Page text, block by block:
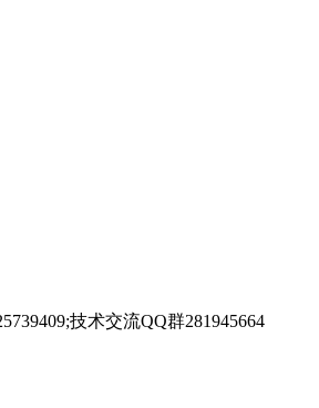
技术交流QQ群281945664